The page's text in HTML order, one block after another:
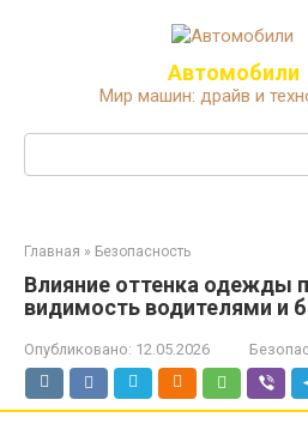
Автомобили
Мир машин: драйв и
Главная » Безопасность
Влияние оттенка одежды
видимость водителями и
Опубликовано: 12.05.2026